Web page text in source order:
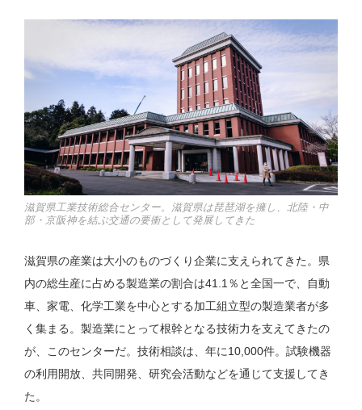
滋賀県工業技術総合センター。滋賀県は琵琶湖を擁し、北陸・中
部・京阪神を結ぶ交通の要衝として発展してきた
滋賀県の産業は大小のものづくり企業に支えられてきた。県
内の総生産に占める製造業の割合は41.1％と全国一で、自動
車、家電、化学工業を中心とする加工組立型の製造業者が多
く集まる。製造業にとって根幹となる技術力を支えてきたの
が、このセンターだ。技術相談は、年に10,000件。試験機器
の利用開放、共同開発、研究会活動などを通じて支援してき
た。